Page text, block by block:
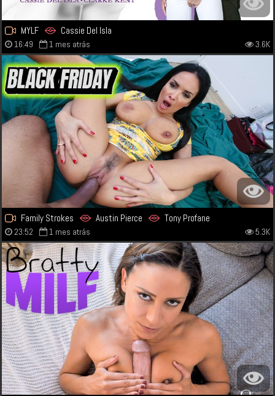
MYLF Cassie Del Isla
16:49 1 mes atrás 3.6K
Family Strokes Austin Pierce Tony Profane
23:52 1 mes atrás 5.3K